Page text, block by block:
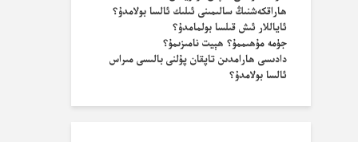
ھاراقكەشنىڭ سالىمىنى ئىلىك ئالسا بولامدۇ؟
ئاياللار ئىش قىلسا بولمامدۇ؟
جۈمە مۇھىممۇ؟ ھېيت نامىزىمۇ؟
دادىسى ھارامدىن تاپقان پۇلنى بالىسى مىراس
ئالسا بولامدۇ؟